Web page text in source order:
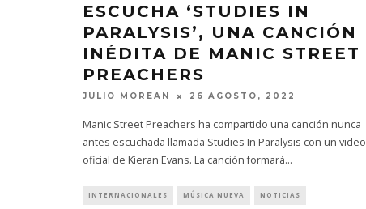
ESCUCHA ‘STUDIES IN
PARALYSIS’, UNA CANCIÓN
INÉDITA DE MANIC STREET
PREACHERS
JULIO MOREAN 26 AGOSTO, 2022
Manic Street Preachers ha compartido una canción nunca
antes escuchada llamada Studies In Paralysis con un video
oficial de Kieran Evans. La canción formará...
INTERNACIONALES MÚSICA NUEVA NOTICIAS